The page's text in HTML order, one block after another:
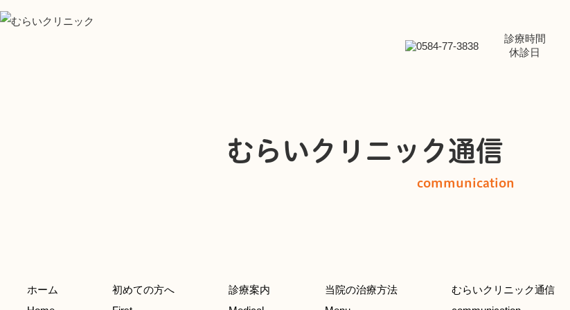
診療時間
休診日
むらいクリニック通信
communication
ホーム
初めての方へ
診療案内
当院の治療方法
むらいクリニック通信